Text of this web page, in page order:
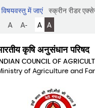
में जाएं
स्क्रीन रीडर
A A- A A
कृषि अनुसंधान परिषद
INDIAN COUNCIL OF
of Agriculture and